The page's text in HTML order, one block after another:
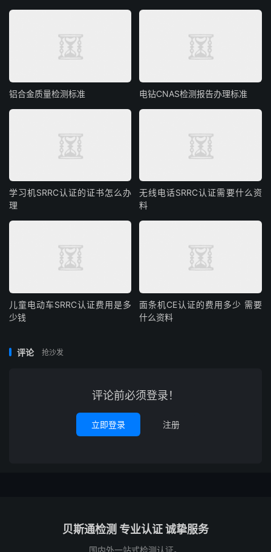
铝合金质量检测标准 电钻CNAS检测报告办理标准
学习机SRRC认证的证书怎么办
理
无线电话SRRC认证需要什么资
料
儿童电动车SRRC认证费用是多
少钱
面条机CE认证的费用多少 需要
什么资料
评论 抢沙发
评论前必须登录！
立即登录 注册
贝斯通检测 专业认证 诚挚服务
国内外一站式检测认证。